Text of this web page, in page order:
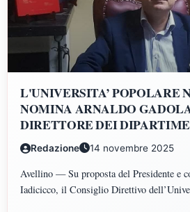
L'UNIVERSITA’ POPOLARE
NOMINA ARNALDO
DIRETTORE DEI
GIURIDICHE, ECONOMICHE,
POLITICHE, PSICOLOGIA,
FILOSOFIA E PEDAGOGIA
Redazione 14 novembre 2025
Avellino — Su proposta del Presidente e
Iadicicco, il Consiglio Direttivo